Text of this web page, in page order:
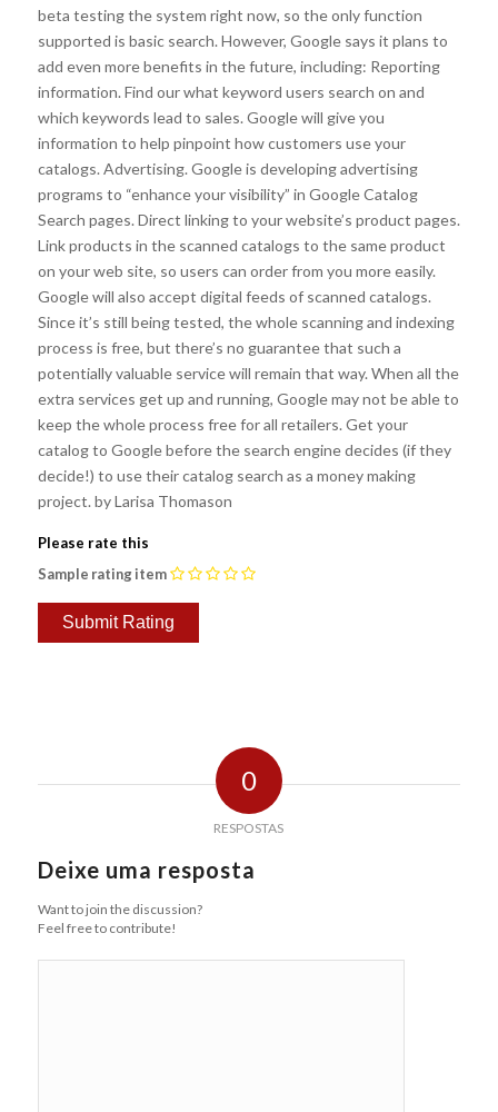
beta testing the system right now, so the only function
supported is basic search. However, Google says it plans to
add even more benefits in the future, including: Reporting
information. Find our what keyword users search on and
which keywords lead to sales. Google will give you
information to help pinpoint how customers use your
catalogs. Advertising. Google is developing advertising
programs to “enhance your visibility” in Google Catalog
Search pages. Direct linking to your website’s product pages.
Link products in the scanned catalogs to the same product
on your web site, so users can order from you more easily.
Google will also accept digital feeds of scanned catalogs.
Since it’s still being tested, the whole scanning and indexing
process is free, but there’s no guarantee that such a
potentially valuable service will remain that way. When all the
extra services get up and running, Google may not be able to
keep the whole process free for all retailers. Get your
catalog to Google before the search engine decides (if they
decide!) to use their catalog search as a money making
project. by Larisa Thomason
Please rate this
Sample rating item
0
RESPOSTAS
Deixe uma resposta
Want to join the discussion?
Feel free to contribute!